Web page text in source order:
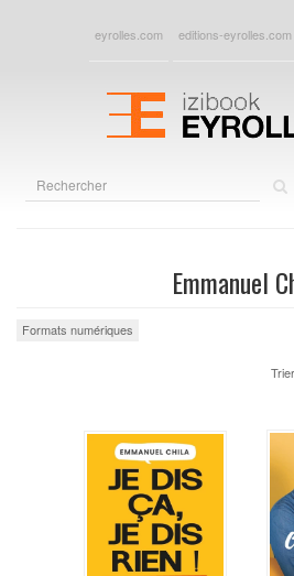
eyrolles.com editions-eyrolles.com
Emmanuel
Formats numériques